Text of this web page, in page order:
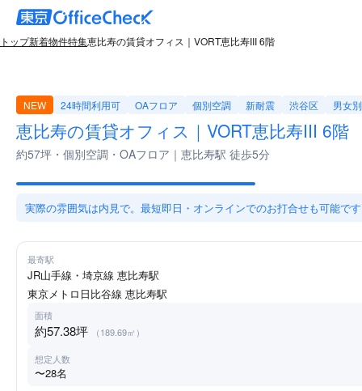
トップ新着物件特集恵比寿の賃貸オフィス｜VORT恵比寿III 6階
NEW 24時間利用可 OAフロア 個別空調 新耐震 渋谷区 男女
恵比寿の賃貸オフィス｜VORT恵比寿III 6階
約57坪・個別空調・OAフロア｜恵比寿駅 徒歩5分
実際の雰囲気は内見で。最短即日・オンラインでのお打合せも可能で
最寄駅
JR山手線・埼京線 恵比寿駅
東京メトロ日比谷線 恵比寿駅
面積
約57.38坪 （189.69㎡）
想定人数
〜28名